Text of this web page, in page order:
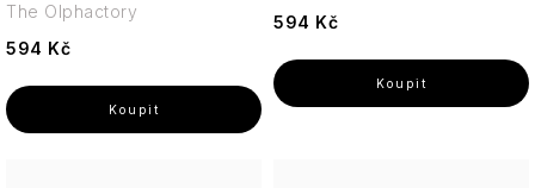
594 Kč
The Olphactory 594 Kč